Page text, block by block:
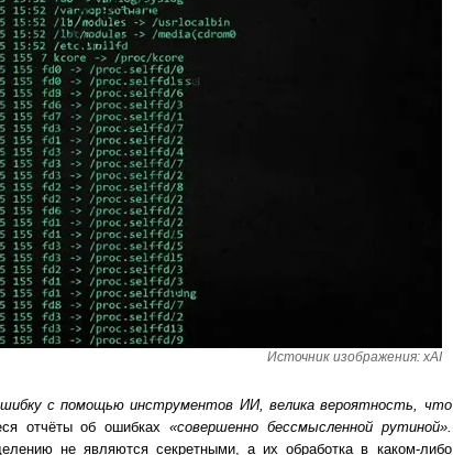
Источник изображения: xAI
с помощью инструментов ИИ, велика вероятность, что
отчёты об ошибках «совершенно бессмысленной рутиной».
не являются секретными, а их обработка в каком-либо